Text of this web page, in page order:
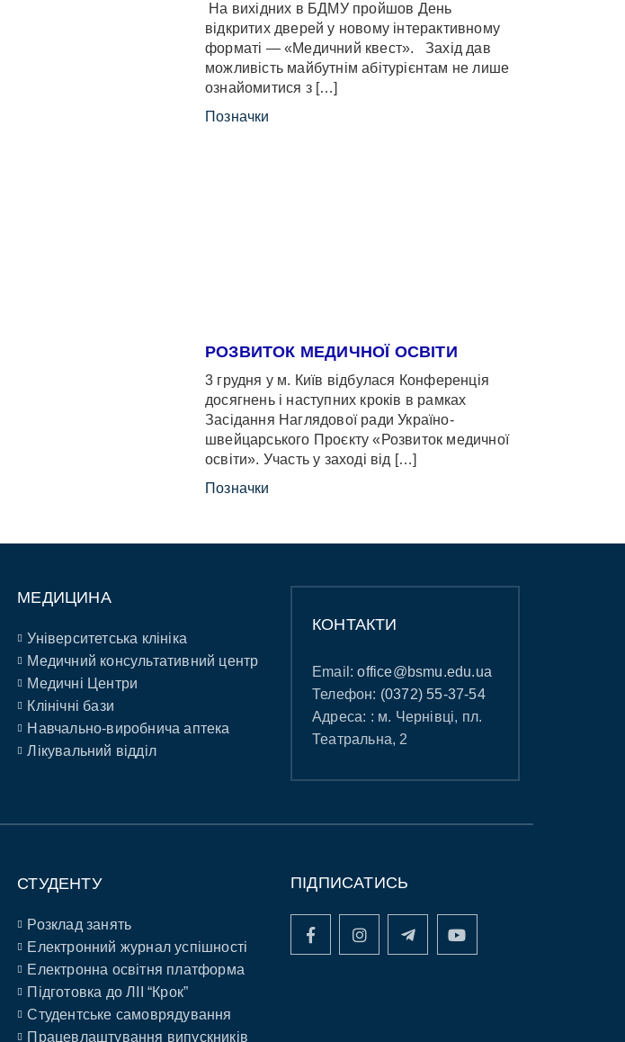
На вихідних в БДМУ пройшов День
відкритих дверей у новому інтерактивному
форматі — «Медичний квест». Захід дав
можливість майбутнім абітурієнтам не лише
ознайомитися з […]
Позначки
РОЗВИТОК МЕДИЧНОЇ ОСВІТИ
3 грудня у м. Київ відбулася Конференція
досягнень і наступних кроків в рамках
Засідання Наглядової ради Україно-
швейцарського Проєкту «Розвиток медичної
освіти». Участь у заході від […]
Позначки
МЕДИЦИНА
Університетська клініка
Медичний консультативний центр
Медичні Центри
Клінічні бази
Навчально-виробнича аптека
Лікувальний відділ
КОНТАКТИ
Email:office@bsmu.edu.ua
Телефон: (0372) 55-37-54
Адреса: : м. Чернівці, пл.
Театральна, 2
СТУДЕНТУ
Розклад занять
Електронний журнал успішності
Електронна освітня платформа
Підготовка до ЛІІ “Крок”
Студентське самоврядування
Працевлаштування випускників
ПІДПИСАТИСЬ